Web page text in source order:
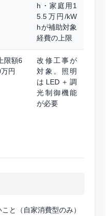
h・家庭用1
5.5万円/kW
hが補助対象
経費の上限
限額6
円
改修工事が
対象。照明
はLED＋調
光制御機能
が必要
と（自家消費型のみ）